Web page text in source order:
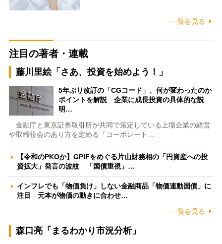
一覧を見る
注目の著者・連載
藤川里絵「さあ、投資を始めよう！」
5年ぶり改訂の「CGコード」、何が変わったのか
ポイントを解説 企業に成長投資の具体的な説
明…
金融庁と東京証券取引所が共同で策定している上場企業の経営
や取締役会のあり方を定める「コーポレート…
【令和のPKOか】GPIFをめぐる片山財務相の「円資産への投
資拡大」発言の波紋 「国債重視」…
インフレでも「物価負け」しない金融商品「物価連動国債」に
注目 元本が物価の動きに合わせ…
一覧を見る
森口亮「まるわかり市況分析」